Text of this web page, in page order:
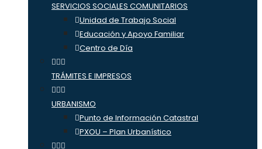
SERVICIOS SOCIALES COMUNITARIOS
Unidad de Trabajo Social
Educación y Apoyo Familiar
Centro de Día
TRÁMITES E IMPRESOS
URBANISMO
Punto de Información Catastral
PXOU – Plan Urbanístico